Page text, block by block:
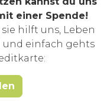
einer Spende!
hilft uns, Leben
und einfach gehts